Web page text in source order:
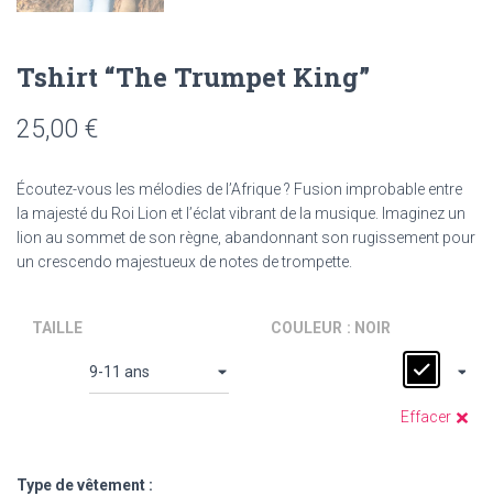
Tshirt “The Trumpet King”
25,00 €
Écoutez-vous les mélodies de l’Afrique ? Fusion improbable entre
la majesté du Roi Lion et l’éclat vibrant de la musique. Imaginez un
lion au sommet de son règne, abandonnant son rugissement pour
un crescendo majestueux de notes de trompette.
TAILLE COULEUR : NOIR
Effacer
Type de vêtement :